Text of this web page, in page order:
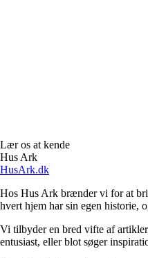
Lær os at kende
Hus Ark
HusArk.dk
Hos Hus Ark brænder vi for at
hvert hjem har sin egen historie,
Vi tilbyder en bred vifte af
entusiast, eller blot søger